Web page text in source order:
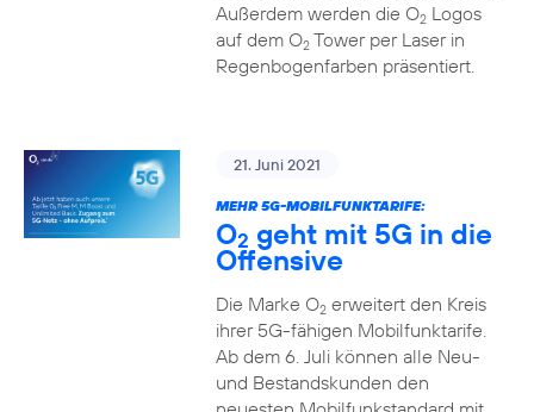
Außerdem werden die O2Logos
auf dem O2Tower per Laser in
Regenbogenfarben präsentiert.
21. Juni 2021
MEHR 5G-MOBILFUNKTARIFE:
O2 geht mit 5G in die
Offensive
Die Marke O2erweitert den Kreis
ihrer 5G-fähigen Mobilfunktarife.
Ab dem 6. Juli können alle Neu-
und Bestandskunden den